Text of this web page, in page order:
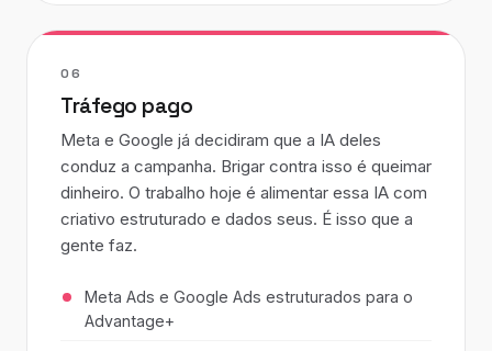
06
Tráfego pago
Meta e Google já decidiram que a IA deles
conduz a campanha. Brigar contra isso é queimar
dinheiro. O trabalho hoje é alimentar essa IA com
criativo estruturado e dados seus. É isso que a
gente faz.
Meta Ads e Google Ads estruturados para o
Advantage+